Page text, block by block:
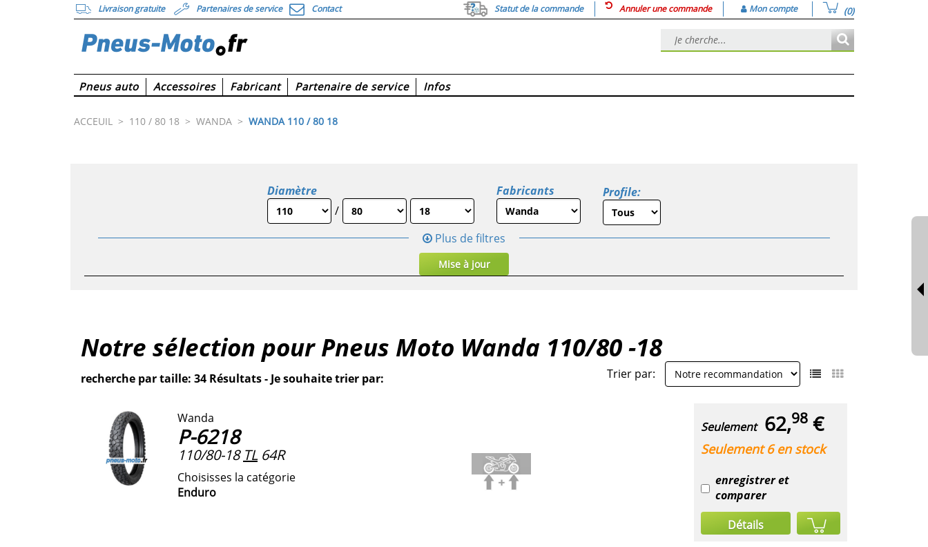
Livraison gratuite Partenaires de service Contact Statut de la commande Annuler une commande Mon compte (0)
Pneus auto Accessoires Fabricant Partenaire de service Infos
ACCEUIL > 110 / 80 18 > WANDA > WANDA 110 / 80 18
Diamètre
/
Fabricants Profile:
Plus de filtres
Mise à jour
Notre sélection pour Pneus Moto Wanda 110/80 -18
recherche par taille: 34 Résultats - Je souhaite trier par: Trier par:
Wanda
P-6218
110/80-18 TL64R
Choisisses la catégorie
Enduro
Seulement 62,98 €
Seulement 6 en stock
enregistrer et
comparer
Détails